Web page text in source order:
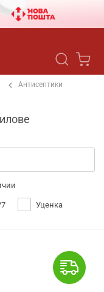
Антисептики
Уценка